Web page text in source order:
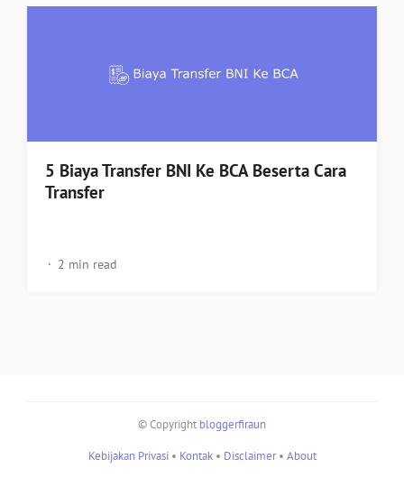
5 Biaya Transfer BNI Ke BCA Beserta Cara
Transfer
2 min read
© Copyright bloggerfiraun
Kebijakan Privasi• Kontak• Disclaimer• About